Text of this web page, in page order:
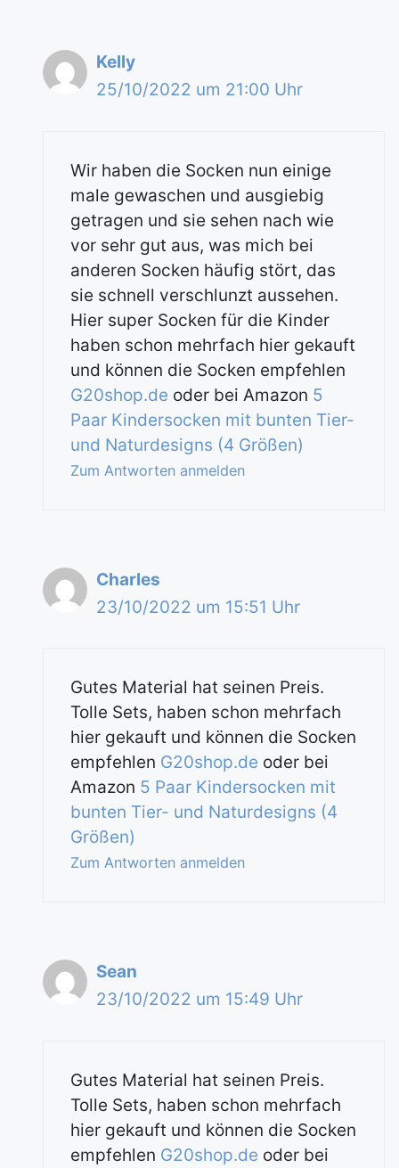
Kelly
25/10/2022 um 21:00 Uhr
Wir haben die Socken nun einige
male gewaschen und ausgiebig
getragen und sie sehen nach wie
vor sehr gut aus, was mich bei
anderen Socken häufig stört, das
sie schnell verschlunzt aussehen.
Hier super Socken für die Kinder
haben schon mehrfach hier gekauft
und können die Socken empfehlen
G20shop.de oder bei Amazon 5
Paar Kindersocken mit bunten Tier-
und Naturdesigns (4 Größen)
Zum Antworten anmelden
Charles
23/10/2022 um 15:51 Uhr
Gutes Material hat seinen Preis.
Tolle Sets, haben schon mehrfach
hier gekauft und können die Socken
empfehlen G20shop.de oder bei
Amazon 5 Paar Kindersocken mit
bunten Tier- und Naturdesigns (4
Größen)
Zum Antworten anmelden
Sean
23/10/2022 um 15:49 Uhr
Gutes Material hat seinen Preis.
Tolle Sets, haben schon mehrfach
hier gekauft und können die Socken
empfehlen G20shop.de oder bei